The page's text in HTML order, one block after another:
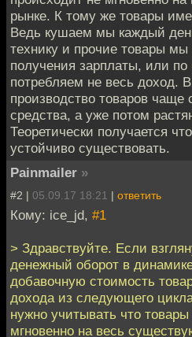
рынке. К тому же товары
Ведь кушаем мы каждый
технику и прочие товары
получения зарплаты, или по
потребляем не весь доход.
производство товаров чаще
средства, а уже потом
Теоретически получается
устойчиво существовать.
Painmailer »
#2 | 05.09.17 18:21 | ответить
Кому: ice_jd, #1
> Здравствуйте. Если
денежный оборот в
добавочную стоимость
дохода из следующего
нужно учитывать что
мгновенно на весь